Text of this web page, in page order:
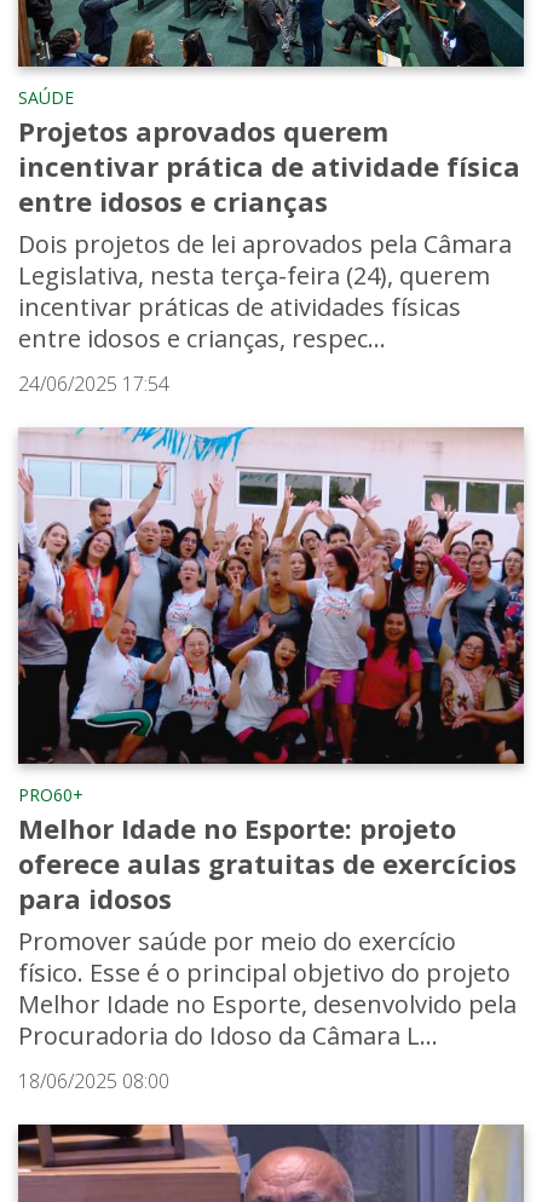
SAÚDE
Projetos aprovados querem
incentivar prática de atividade física
entre idosos e crianças
Dois projetos de lei aprovados pela Câmara
Legislativa, nesta terça-feira (24), querem
incentivar práticas de atividades físicas
entre idosos e crianças, respec...
24/06/2025 17:54
PRO60+
Melhor Idade no Esporte: projeto
oferece aulas gratuitas de exercícios
para idosos
Promover saúde por meio do exercício
físico. Esse é o principal objetivo do projeto
Melhor Idade no Esporte, desenvolvido pela
Procuradoria do Idoso da Câmara L...
18/06/2025 08:00